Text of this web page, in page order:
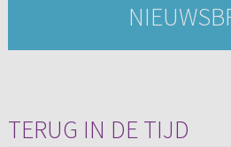
TERUG IN DE TIJD